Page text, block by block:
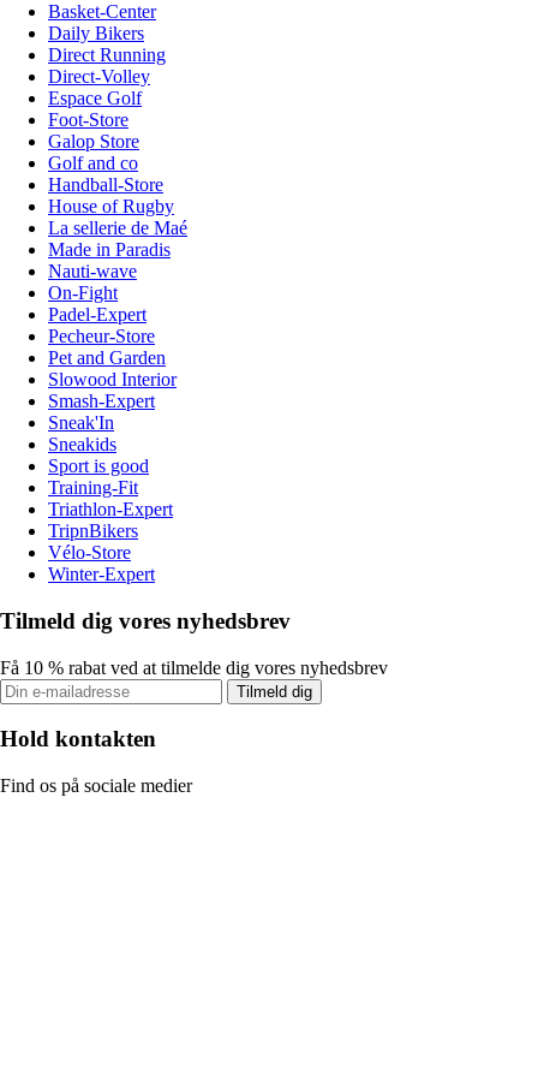
Basket-Center
Daily Bikers
Direct Running
Direct-Volley
Espace Golf
Foot-Store
Galop Store
Golf and co
Handball-Store
House of Rugby
La sellerie de Maé
Made in Paradis
Nauti-wave
On-Fight
Padel-Expert
Pecheur-Store
Pet and Garden
Slowood Interior
Smash-Expert
Sneak'In
Sneakids
Sport is good
Training-Fit
Triathlon-Expert
TripnBikers
Vélo-Store
Winter-Expert
Tilmeld dig vores nyhedsbrev
Få 10 % rabat ved at tilmelde dig vores nyhedsbrev
Tilmeld dig
Hold kontakten
Find os på sociale medier